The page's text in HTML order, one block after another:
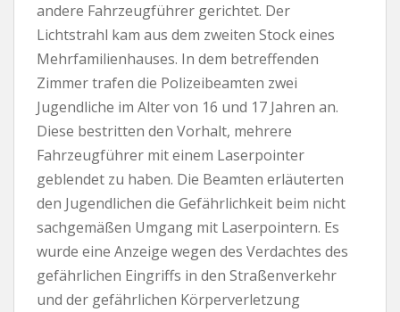
andere Fahrzeugführer gerichtet. Der
Lichtstrahl kam aus dem zweiten Stock eines
Mehrfamilienhauses. In dem betreffenden
Zimmer trafen die Polizeibeamten zwei
Jugendliche im Alter von 16 und 17 Jahren an.
Diese bestritten den Vorhalt, mehrere
Fahrzeugführer mit einem Laserpointer
geblendet zu haben. Die Beamten erläuterten
den Jugendlichen die Gefährlichkeit beim nicht
sachgemäßen Umgang mit Laserpointern. Es
wurde eine Anzeige wegen des Verdachtes des
gefährlichen Eingriffs in den Straßenverkehr
und der gefährlichen Körperverletzung